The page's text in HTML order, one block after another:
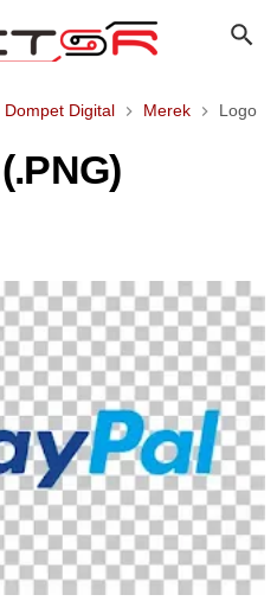
Dompet Digital Merek
Logo